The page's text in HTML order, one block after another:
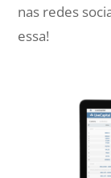
nas redes
essa!